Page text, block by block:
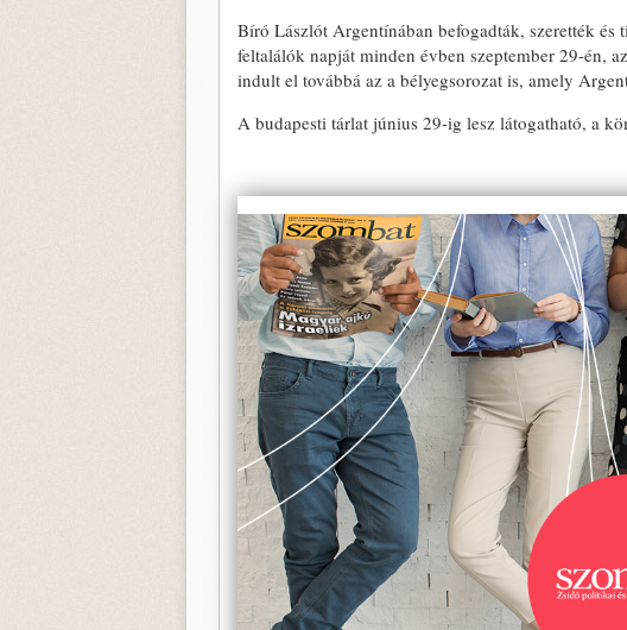
Bíró Lászlót Argentínában befogadták, szerették
feltalálók napját minden évben szeptember 29-én,
indult el továbbá az a bélyegsorozat is, amely
A budapesti tárlat június 29-ig lesz látogatható, a